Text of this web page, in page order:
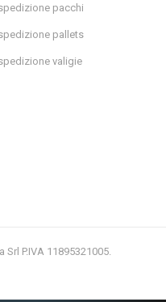
pacchi
pallets
valigie
P.IVA 11895321005.